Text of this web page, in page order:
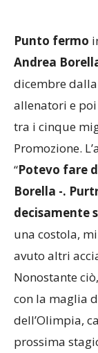
Punto fermo
Andrea
dicembre
allenatori e poi
tra i cinque
Promozione.
“Potevo fare
Borella -.
decisamente
una costola,
avuto altri
Nonostante
con la maglia
dell’Olimpia,